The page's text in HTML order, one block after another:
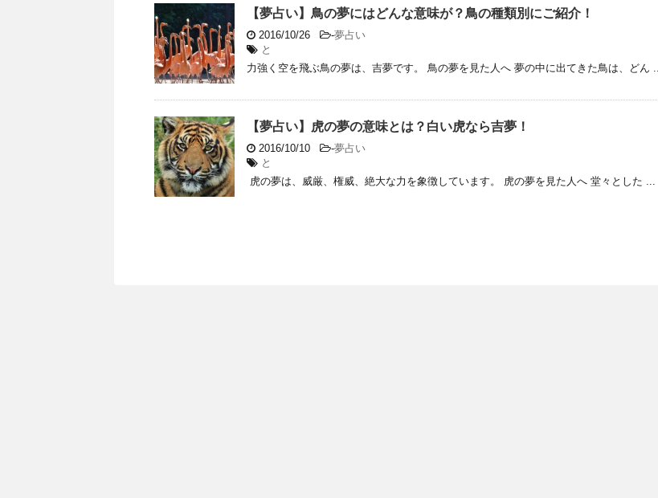
【夢占い】鳥の夢にはどんな意味が？鳥の種類別にご紹介！
2016/10/26 -夢占い
と
力強く空を飛ぶ鳥の夢は、吉夢です。 鳥の夢を見た人へ 夢の中に出てきた鳥は、どん ...
【夢占い】虎の夢の意味とは？白い虎なら吉夢！
2016/10/10 -夢占い
と
虎の夢は、威厳、権威、絶大な力を象徴しています。 虎の夢を見た人へ 堂々とした ...